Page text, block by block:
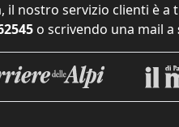
il nostro servizio clienti è a
o scrivendo una mail a